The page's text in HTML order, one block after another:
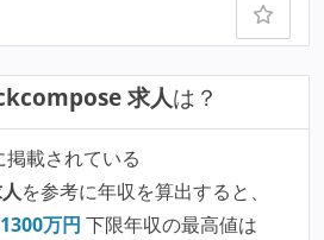
求人は？
掲載されている
を参考に年収を算出すると、
1300万円 下限年収の最高値は